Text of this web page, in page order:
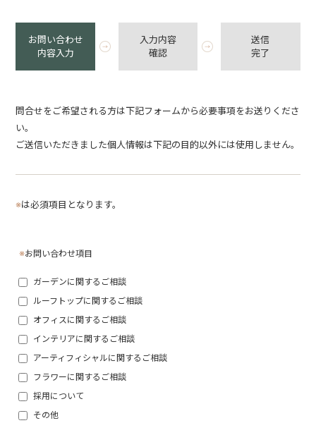
お問い合わせ
内容入力
入力内容
確認
送信
完了
問合せをご希望される方は下記フォームから必要事項をお送りくださ
い。
ご送信いただきました個人情報は下記の目的以外には使用しません。
※は必須項目となります。
※お問い合わせ項目
ガーデンに関するご相談
ルーフトップに関するご相談
オフィスに関するご相談
インテリアに関するご相談
アーティフィシャルに関するご相談
フラワーに関するご相談
採用について
その他